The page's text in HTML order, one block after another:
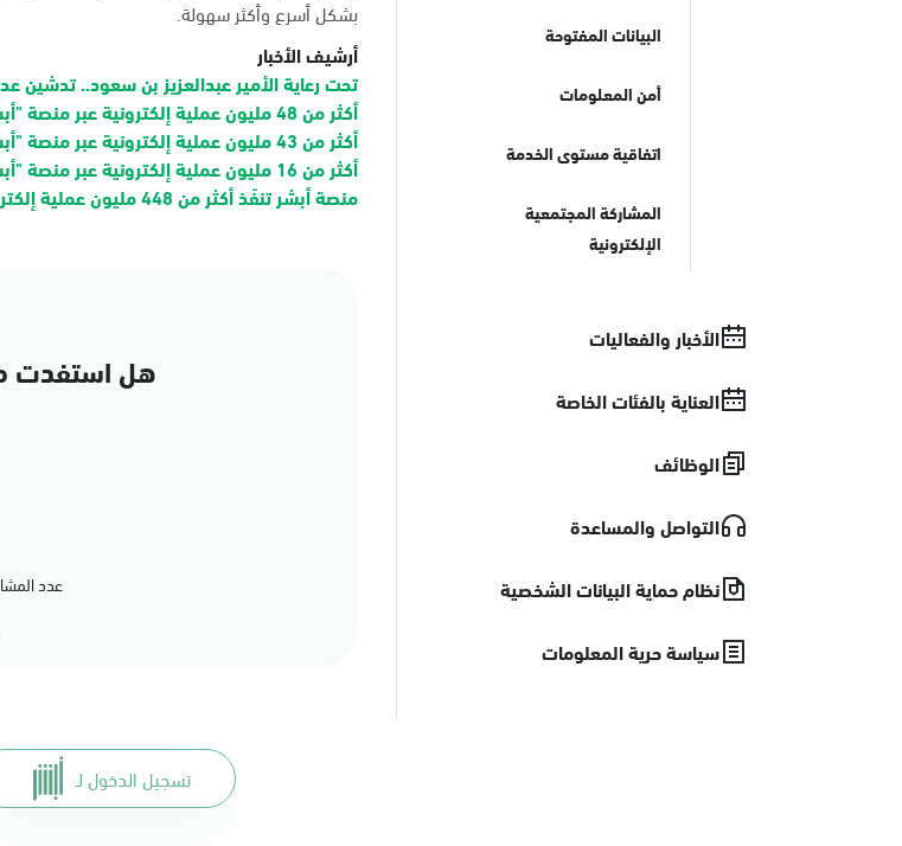
البيانات المفتوحة
أمن المعلومات
اتفاقية مستوى الخدمة
المشاركة المجتمعية
الإلكترونية
الأخبار والفعاليات
العناية بالفئات الخاصة
الوظائف
التواصل والمساعدة
نظام حماية البيانات الشخصية
سياسة حرية المعلومات
بشكل أسرع وأكثر سهولة.
أرشيف الأخبار
تحت رعاية الأمير عبدالعزيز بن سعود.. تدشين
أكثر من 48 مليون عملية إلكترونية عبر منصة "أبشر" في يونيو 2026م
أكثر من 43 مليون عملية إلكترونية عبر منصة "أبشر" في مايو 2026م
أكثر من 16 مليون عملية إلكترونية عبر منصة "أبشر" في أبريل 2026م
منصة أبشر تنفّذ أكثر من 448 مليون عملية إلكترونية في 2025م
هل استفدت
عدد المشاركات: 1 مشاركة
تسجيل الدخول لـ